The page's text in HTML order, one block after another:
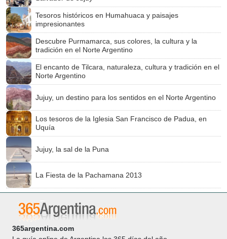
Tesoros históricos en Humahuaca y paisajes
impresionantes
Descubre Purmamarca, sus colores, la cultura y la
tradición en el Norte Argentino
El encanto de Tilcara, naturaleza, cultura y tradición en el
Norte Argentino
Jujuy, un destino para los sentidos en el Norte Argentino
Los tesoros de la Iglesia San Francisco de Padua, en
Uquía
Jujuy, la sal de la Puna
La Fiesta de la Pachamana 2013
365argentina.com